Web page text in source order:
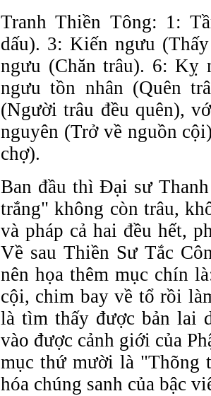
Tranh Thiền Tông: 1:
dấu). 3: Kiến ngưu
ngưu (Chăn trâu). 6: Kỵ
ngưu tồn nhân (Quên
(Người trâu đều quên),
nguyên (Trở về nguồn
chợ).
Ban đầu thì Đại sư
trắng" không còn trâu,
và pháp cả hai đều hết,
Về sau Thiền Sư Tắc
nên họa thêm mục chín
cội, chim bay về tổ rồi
là tìm thấy được bản lai
vào được cảnh giới của
mục thứ mười là "Thõng
hóa chúng sanh của bậc